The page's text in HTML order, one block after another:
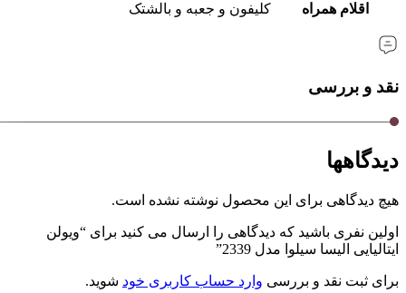
اقلام همراه کلیفون و جعبه و بالشتک
نقد و بررسی
دیدگاهها
هیچ دیدگاهی برای این محصول نوشته نشده است.
اولین نفری باشید که دیدگاهی را ارسال می کنید برای “ویولن
ایتالیایی الیسا سیلوا مدل 2339”
برای ثبت نقد و بررسی وارد حساب کاربری خود شوید.